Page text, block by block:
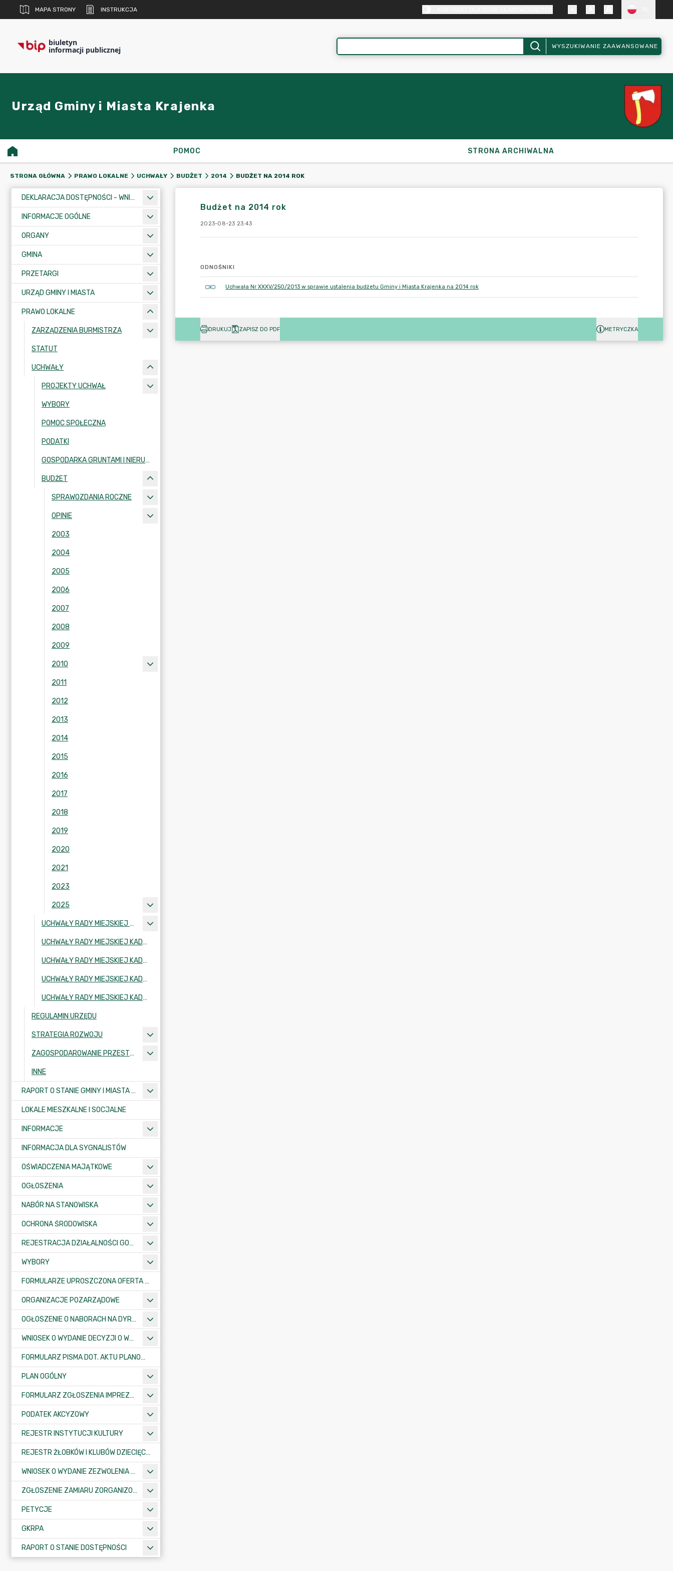
MAPA STRONY INSTRUKCJA
biuletyn
informacji publicznej WYSZUKIWANIE ZAAWANSOWANE
Urząd Gminy i Miasta Krajenka
POMOC STRONA ARCHIWALNA
STRONA GŁÓWNA PRAWO LOKALNE UCHWAŁY BUDŻET 2014 BUDŻET NA 2014 ROK
DEKLARACJA DOSTĘPNOŚCI - WNIOSEK
INFORMACJE OGÓLNE
ORGANY
GMINA
PRZETARGI
URZĄD GMINY I MIASTA
PRAWO LOKALNE
ZARZĄDZENIA BURMISTRZA
STATUT
UCHWAŁY
PROJEKTY UCHWAŁ
WYBORY
POMOC SPOŁECZNA
PODATKI
GOSPODARKA GRUNTAMI I NIERUCHOMOŚCIAMI
BUDŻET
SPRAWOZDANIA ROCZNE
OPINIE
2003
2004
2005
2006
2007
2008
2009
2010
2011
2012
2013
2014
2015
2016
2017
2018
2019
2020
2021
2023
2025
UCHWAŁY RADY MIEJSKIEJ KADENCJA 2002-2006
UCHWAŁY RADY MIEJSKIEJ KADENCJA 2006-2010
UCHWAŁY RADY MIEJSKIEJ KADENCJA 2010-2014
UCHWAŁY RADY MIEJSKIEJ KADENCJA 2018-2024
UCHWAŁY RADY MIEJSKIEJ KADENCJA 2024-2029
REGULAMIN URZĘDU
STRATEGIA ROZWOJU
ZAGOSPODAROWANIE PRZESTRZENNE
INNE
RAPORT O STANIE GMINY I MIASTA KRAJENKA
LOKALE MIESZKALNE I SOCJALNE
INFORMACJE
INFORMACJA DLA SYGNALISTÓW
OŚWIADCZENIA MAJĄTKOWE
OGŁOSZENIA
NABÓR NA STANOWISKA
OCHRONA ŚRODOWISKA
REJESTRACJA DZIAŁALNOŚCI GOSPODARCZEJ
WYBORY
FORMULARZE UPROSZCZONA OFERTA WYKONANIA ZADANIA PUBLICZNEGO
ORGANIZACJE POZARZĄDOWE
OGŁOSZENIE O NABORACH NA DYREKTORÓW PLACÓWEK OŚWIATOWYCH
WNIOSEK O WYDANIE DECYZJI O WARUNKACH ZABUDOWY/O USTALENIE INWESTYCJI CELU PUBLICZNEGO
FORMULARZ PISMA DOT. AKTU PLANOWANIA PRZESTRZENNEGO
PLAN OGÓLNY
FORMULARZ ZGŁOSZENIA IMPREZY SPORTOWO-REKREACYJNEJ, ARTYSTYCZNEJ LUB ROZRYWKOWEJ
PODATEK AKCYZOWY
REJESTR INSTYTUCJI KULTURY
REJESTR ŻŁOBKÓW I KLUBÓW DZIECIĘCYCH
WNIOSEK O WYDANIE ZEZWOLENIA NA ZAJĘCIE PASA DROGOWEGO
ZGŁOSZENIE ZAMIARU ZORGANIZOWANIA ZGROMADZENIA
PETYCJE
GKRPA
RAPORT O STANIE DOSTĘPNOŚCI
Budżet na 2014 rok
2023-08-23 23:43
ODNOŚNIKI
Uchwała Nr XXXV/250/2013 w sprawie ustalenia budżetu Gminy i Miasta Krajenka na 2014 rok
DRUKUJ ZAPISZ DO PDF METRYCZKA